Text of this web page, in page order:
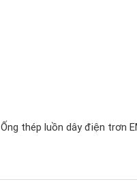
Ống thép luồn dây điện trơn